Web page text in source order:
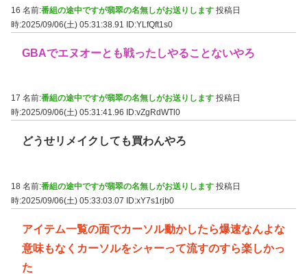
16 名前:番組の途中ですが翡翠の名無しがお送りします 投稿日
時:2025/09/06(土) 05:31:38.91 ID:YLfQft1s0
GBAでエヌオーとも戦ったしやることないやろ
17 名前:番組の途中ですが翡翠の名無しがお送りします 投稿日
時:2025/09/06(土) 05:31:41.96
ID:vZgRdWTl0
どうせリメイクしても買わんやろ
18 名前:番組の途中ですが翡翠の名無しがお送りします 投稿日
時:2025/09/06(土) 05:33:03.07 ID:xY7s1rjb0
アイテム一覧の面でカーソル動かしたら爆速なんよな
意味もなくカーソルをシャーって流すのすら楽しかっ
た